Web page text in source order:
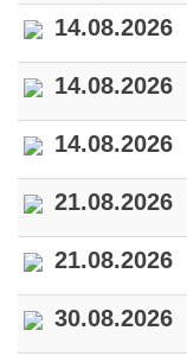
14.08.2026
14.08.2026
14.08.2026
21.08.2026
21.08.2026
30.08.2026